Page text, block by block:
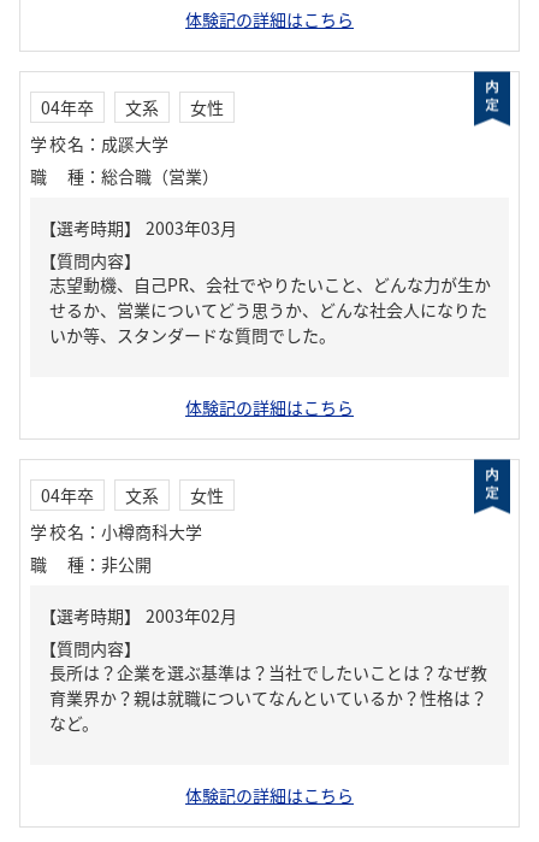
体験記の詳細はこちら
04年卒 文系
女性
学校名 ： 成蹊大学
職種 ： 総合職（営業）
【質問内容】
志望動機、自己PR、会社でやりたいこと、どんな力が生か
せるか、営業についてどう思うか、どんな社会人になりた
いか等、スタンダードな質問でした。
体験記の詳細はこちら
04年卒 文系
女性
学校名 ： 小樽商科大学
職種 ： 非公開
【質問内容】
長所は？企業を選ぶ基準は？当社でしたいことは？なぜ教
育業界か？親は就職についてなんといているか？性格は？
など。
体験記の詳細はこちら